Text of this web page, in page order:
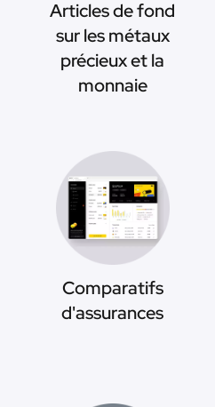
Articles de fond
sur les métaux
précieux et la
monnaie
Comparatifs
d'assurances